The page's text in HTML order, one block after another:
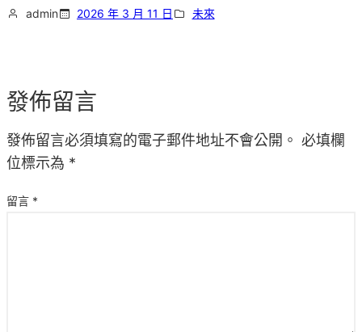
admin 2026 年 3 月 11 日 未來
發佈留言
發佈留言必須填寫的電子郵件地址不會公開。 必填欄
位標示為 *
留言 *